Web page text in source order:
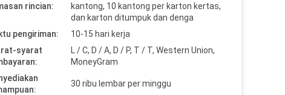
rincian:
kantong, 10 kantong per karton kertas,
dan karton ditumpuk dan denga
pengiriman:
10-15 hari kerja
syarat
L / C, D / A, D / P, T / T, Western Union,
MoneyGram
30 ribu lembar per minggu